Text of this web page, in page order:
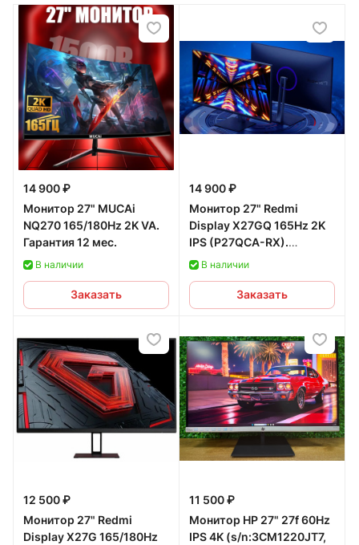
14 900 ₽
Монитор 27" MUCAi
NQ270 165/180Hz 2K VA.
Гарантия 12 мес.
В наличии
Заказать
14 900 ₽
Монитор 27" Redmi
Display X27GQ 165Hz 2K
IPS (P27QCA-RX).
Гарантия 12 мес.
В наличии
Заказать
12 500 ₽
Монитор 27" Redmi
Display X27G 165/180Hz
11 500 ₽
Монитор HP 27" 27f 60Hz
IPS 4K (s/n:3CM1220JT7,